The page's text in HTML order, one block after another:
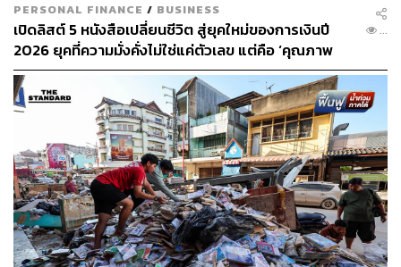
PERSONAL FINANCE / BUSINESS
เปิดลิสต์ 5 หนังสือเปลี่ยนชีวิต สู่ยุคใหม่ของการเงินปี
2026 ยุคที่ความมั่งคั่งไม่ใช่แค่ตัวเลข แต่คือ ‘คุณภาพ
ชีวิต’
...